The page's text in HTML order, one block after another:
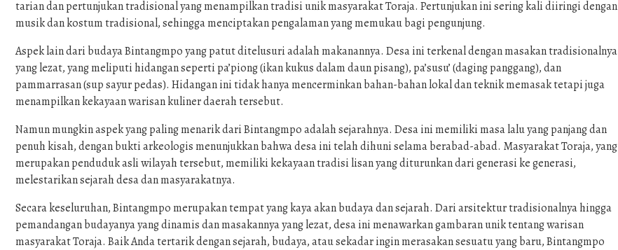
tarian dan pertunjukan tradisional yang menampilkan tradisi unik masyarakat Toraja. Pertunjukan ini sering kali diiringi dengan
musik dan kostum tradisional, sehingga menciptakan pengalaman yang memukau bagi pengunjung.
Aspek lain dari budaya Bintangmpo yang patut ditelusuri adalah makanannya. Desa ini terkenal dengan masakan tradisionalnya
yang lezat, yang meliputi hidangan seperti pa’piong (ikan kukus dalam daun pisang), pa’susu’ (daging panggang), dan
pammarrasan (sup sayur pedas). Hidangan ini tidak hanya mencerminkan bahan-bahan lokal dan teknik memasak tetapi juga
menampilkan kekayaan warisan kuliner daerah tersebut.
Namun mungkin aspek yang paling menarik dari Bintangmpo adalah sejarahnya. Desa ini memiliki masa lalu yang panjang dan
penuh kisah, dengan bukti arkeologis menunjukkan bahwa desa ini telah dihuni selama berabad-abad. Masyarakat Toraja, yang
merupakan penduduk asli wilayah tersebut, memiliki kekayaan tradisi lisan yang diturunkan dari generasi ke generasi,
melestarikan sejarah desa dan masyarakatnya.
Secara keseluruhan, Bintangmpo merupakan tempat yang kaya akan budaya dan sejarah. Dari arsitektur tradisionalnya hingga
pemandangan budayanya yang dinamis dan masakannya yang lezat, desa ini menawarkan gambaran unik tentang warisan
masyarakat Toraja. Baik Anda tertarik dengan sejarah, budaya, atau sekadar ingin merasakan sesuatu yang baru, Bintangmpo